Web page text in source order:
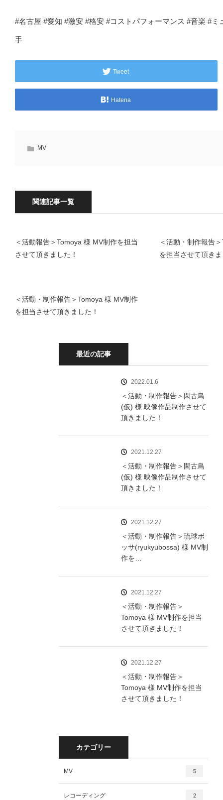
#名古屋 #愛知 #激安 #格安 #コストパフォーマンス #音楽 #
手
Tweet
Hatena
MV
関連記事一覧
＜活動報告＞Tomoya 様 MV制作を担当
させて頂きました！
＜活動・制作報告
を担当させて頂き
＜活動・制作報告＞Tomoya 様 MV制作
を担当させて頂きました！
最近の記事
2022.01.6
＜活動・制作報告＞閑古鳥
(仮) 様 映像作品制作させて
頂きました！
2021.12.27
＜活動・制作報告＞閑古鳥
(仮) 様 映像作品制作させて
頂きました！
2021.12.27
＜活動・制作報告＞琉球ボ
ッサ(ryukyubossa) 様 MV制
作を…
2021.12.27
＜活動・制作報告＞
Tomoya 様 MV制作を担当
させて頂きました！
2021.12.27
＜活動・制作報告＞
Tomoya 様 MV制作を担当
させて頂きました！
カテゴリー
MV 5
レコーディング 2